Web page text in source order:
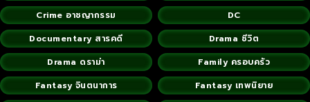
Crime อาชญากรรม
DC
Documentary สารคดี
Drama ชีวิต
Drama ดราม่า
Family ครอบครัว
Fantasy จินตนาการ
Fantasy เทพนิยาย